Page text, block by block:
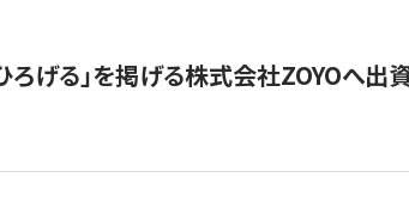
ろげる」を掲げる株式会社ZOYOへ出